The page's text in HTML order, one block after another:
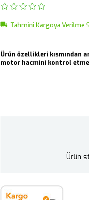
Tahmini Kargoya Verilme
Ürün özellikleri kısmından
motor hacmini kontrol
Ürün